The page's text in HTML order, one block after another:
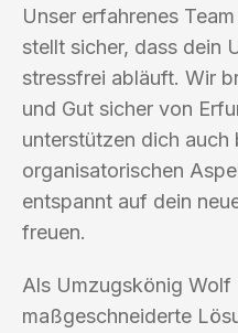
Unser erfahrenes
stellt sicher, dass dein
stressfrei abläuft. Wir
und Gut sicher von
unterstützen dich auch
organisatorischen
entspannt auf dein
freuen.
Als Umzugskönig
maßgeschneiderte